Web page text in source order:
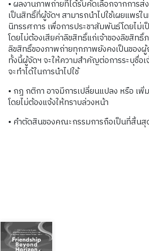
• ผลงานภาพถ่ายที่ได้รับคัดเลือกจากการส่
เป็นสิทธิ์ที่ผู้จัดฯ สามารถนำไปใช้เผยแพร่ใ
นิทรรศการ เพื่อการประชาสัมพันธ์โดยไม่
โดยไม่ต้องเสียค่าลิขสิทธิ์แก่เจ้าของลิขสิท
ลิขสิทธิ์ของภาพถ่ายทุกภาพยังคงเป็นของ
ทั้งนี้ผู้จัดฯ จะให้ความสำคัญต่อการระบุชื่อเ
จะทำได้ในการนำไปใช้
• กฎ กติกา อาจมีการเปลี่ยนแปลง หรือ เพิ่
โดยไม่ต้องแจ้งให้ทราบล่วงหน้า
• คำตัดสินของคณะกรรมการถือเป็นที่สิ้นสุ